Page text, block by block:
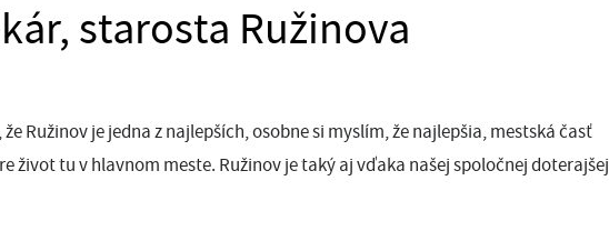
starosta Ružinova
Ružinov je jedna z najlepších, osobne si myslím, že najlepšia, mestská časť
život tuv hlavnom meste. Ružinov je taký aj vďaka našej spoločnej doterajšej